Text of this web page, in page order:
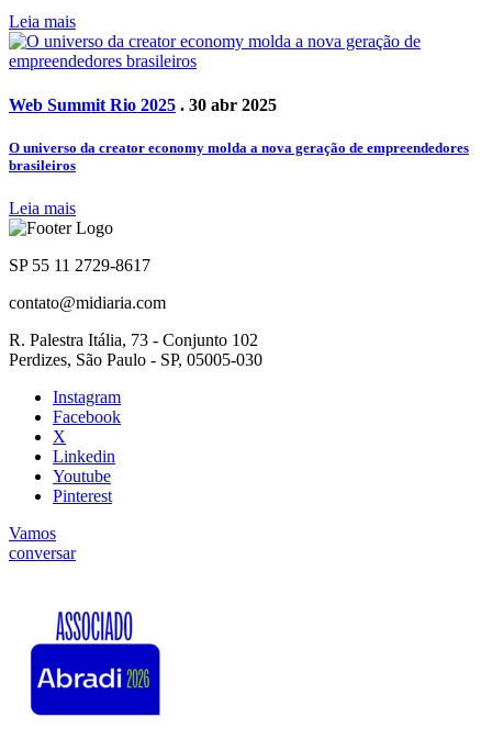
Leia mais
Web Summit Rio 2025 . 30 abr 2025
O universo da creator economy molda a nova geração de empreendedores
brasileiros
Leia mais
SP 55 11 2729-8617
contato@midiaria.com
R. Palestra Itália, 73 - Conjunto 102
Perdizes, São Paulo - SP, 05005-030
Instagram
Facebook
X
Linkedin
Youtube
Pinterest
Vamos
conversar